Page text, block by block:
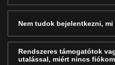
Nem tudok bejelentkezni, mi
Rendszeres támogatótok
utalással, miért nincs